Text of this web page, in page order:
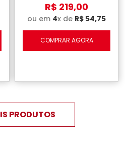
R$ 219,00
ou em 4x de R$ 54,75
COMPRAR AGORA